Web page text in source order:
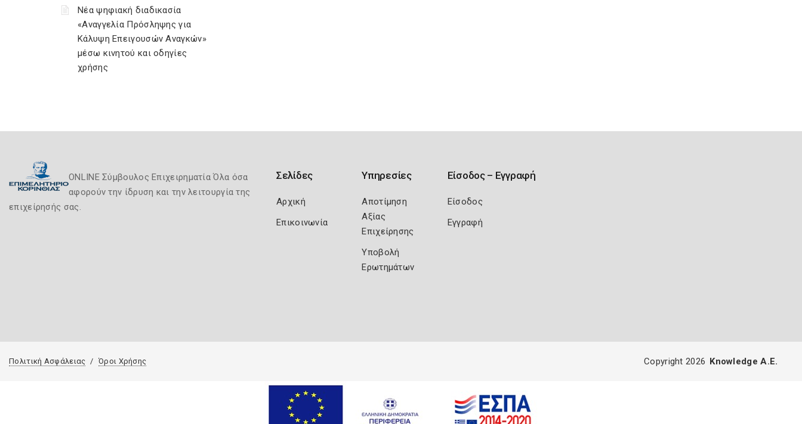
Νέα ψηφιακή διαδικασία
«Αναγγελία Πρόσληψης για
Κάλυψη Επειγουσών Αναγκών»
μέσω κινητού και οδηγίες
χρήσης
ONLINE Σύμβουλος Επιχειρηματία Όλα όσα
αφορούν την ίδρυση και την λειτουργία της
επιχείρησής σας.
Σελίδες
Αρχική
Επικοινωνία
Υπηρεσίες
Αποτίμηση
Αξίας
Επιχείρησης
Υποβολή
Ερωτημάτων
Είσοδος – Εγγραφή
Είσοδος
Εγγραφή
Πολιτική Ασφάλειας Όροι Χρήσης Copyright 2026 Knowledge A.E.